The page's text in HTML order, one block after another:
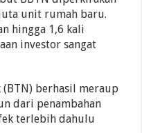
unit rumah baru.
hingga 1,6 kali
investor sangat
(BTN) berhasil meraup
dari penambahan
terlebih dahulu